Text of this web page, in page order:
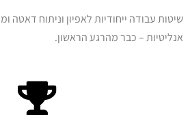
אנליטיות – כבר מהרגע הראשון.